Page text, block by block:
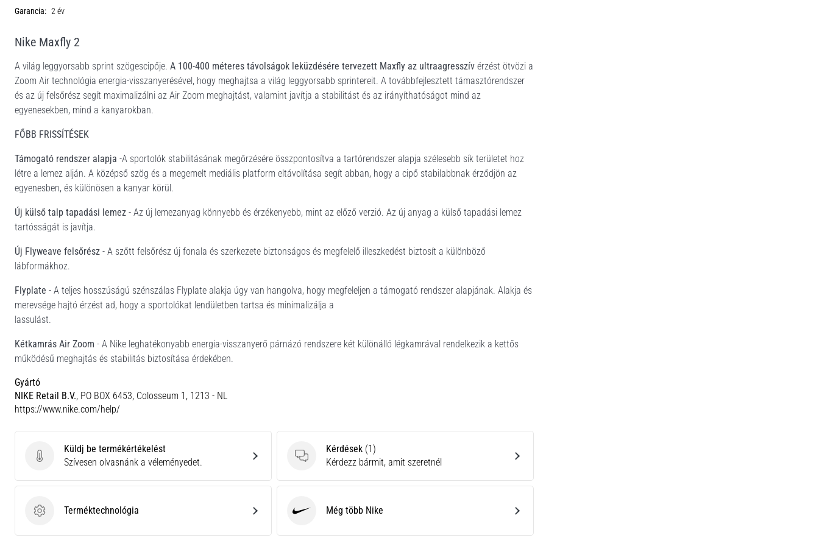
Garancia: 2 év
Nike Maxfly 2
A világ leggyorsabb sprint szögescipője. A 100-400 méteres távolságok leküzdésére tervezett Maxfly az ultraagresszív érzést ötvözi a
Zoom Air technológia energia-visszanyerésével, hogy meghajtsa a világ leggyorsabb sprintereit. A továbbfejlesztett támasztórendszer
és az új felsőrész segít maximalizálni az Air Zoom meghajtást, valamint javítja a stabilitást és az irányíthatóságot mind az
egyenesekben, mind a kanyarokban.
FŐBB FRISSÍTÉSEK
Támogató rendszer alapja -A sportolók stabilitásának megőrzésére összpontosítva a tartórendszer alapja szélesebb sík területet hoz
létre a lemez alján. A középső szög és a megemelt mediális platform eltávolítása segít abban, hogy a cipő stabilabbnak érződjön az
egyenesben, és különösen a kanyar körül.
Új külső talp tapadási lemez - Az új lemezanyag könnyebb és érzékenyebb, mint az előző verzió. Az új anyag a külső tapadási lemez
tartósságát is javítja.
Új Flyweave felsőrész - A szőtt felsőrész új fonala és szerkezete biztonságos és megfelelő illeszkedést biztosít a különböző
lábformákhoz.
Flyplate - A teljes hosszúságú szénszálas Flyplate alakja úgy van hangolva, hogy megfeleljen a támogató rendszer alapjának. Alakja és
merevsége hajtó érzést ad, hogy a sportolókat lendületben tartsa és minimalizálja a
lassulást.
Kétkamrás Air Zoom - A Nike leghatékonyabb energia-visszanyerő párnázó rendszere két különálló légkamrával rendelkezik a kettős
működésű meghajtás és stabilitás biztosítása érdekében.
Gyártó
NIKE Retail B.V., PO BOX 6453, Colosseum 1, 1213 - NL
https://www.nike.com/help/
Küldj be termékértékelést
Küldj be termékértékelést
Szívesen olvasnánk a véleményedet.
Kérdések
Kérdések (1)
Kérdezz bármit, amit szeretnél
Terméktechnológia
Terméktechnológia Még több Nike